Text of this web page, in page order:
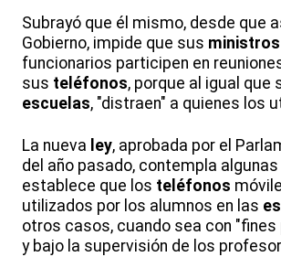
Subrayó que él mismo, desde que
Gobierno, impide que sus ministros
funcionarios participen en
sus teléfonos, porque al igual que
escuelas, "distraen" a quienes los
La nueva ley, aprobada por el
del año pasado, contempla
establece que los teléfonos
utilizados por los alumnos en las
otros casos, cuando sea con
y bajo la supervisión de los